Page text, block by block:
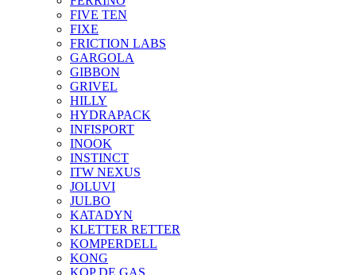
FIVE TEN
FIXE
FRICTION LABS
GARGOLA
GIBBON
GRIVEL
HILLY
HYDRAPACK
INFISPORT
INOOK
INSTINCT
ITW NEXUS
JOLUVI
JULBO
KATADYN
KLETTER RETTER
KOMPERDELL
KONG
KOP DE GAS